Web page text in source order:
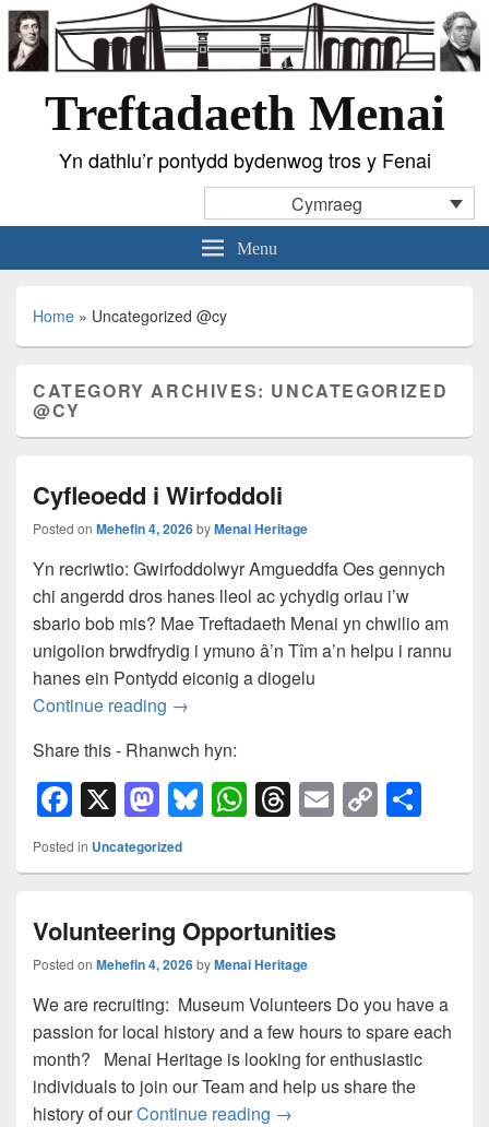
Treftadaeth Menai
Yn dathlu’r pontydd bydenwog tros y Fenai
Cymraeg
Menu
Home » Uncategorized @cy
CATEGORY ARCHIVES: UNCATEGORIZED
@CY
Cyfleoedd i Wirfoddoli
Posted on Mehefin 4, 2026byMenai Heritage
Yn recriwtio: Gwirfoddolwyr Amgueddfa Oes gennych
chi angerdd dros hanes lleol ac ychydig oriau i’w
sbario bob mis? Mae Treftadaeth Menai yn chwilio am
unigolion brwdfrydig i ymuno â’n Tîm a’n helpu i rannu
hanes ein Pontydd eiconig a diogelu
Continue reading Cyfleoedd i Wirfoddoli
→
Share this - Rhanwch hyn:
F
a
c
b
o
o
k
X M
a
st
d
o
n
Bl
u
e
y
W
h
at
A
p
p
T
hr
e
d
s
E
m
ail
C
o
p
k
ar
Posted in Uncategorized
Volunteering Opportunities
Posted on Mehefin 4, 2026byMenai Heritage
We are recruiting: Museum Volunteers Do you have a
passion for local history and a few hours to spare each
month? Menai Heritage is looking for enthusiastic
individuals to join our Team and help us share the
history of ourContinue reading Volunteering Opportunities
→